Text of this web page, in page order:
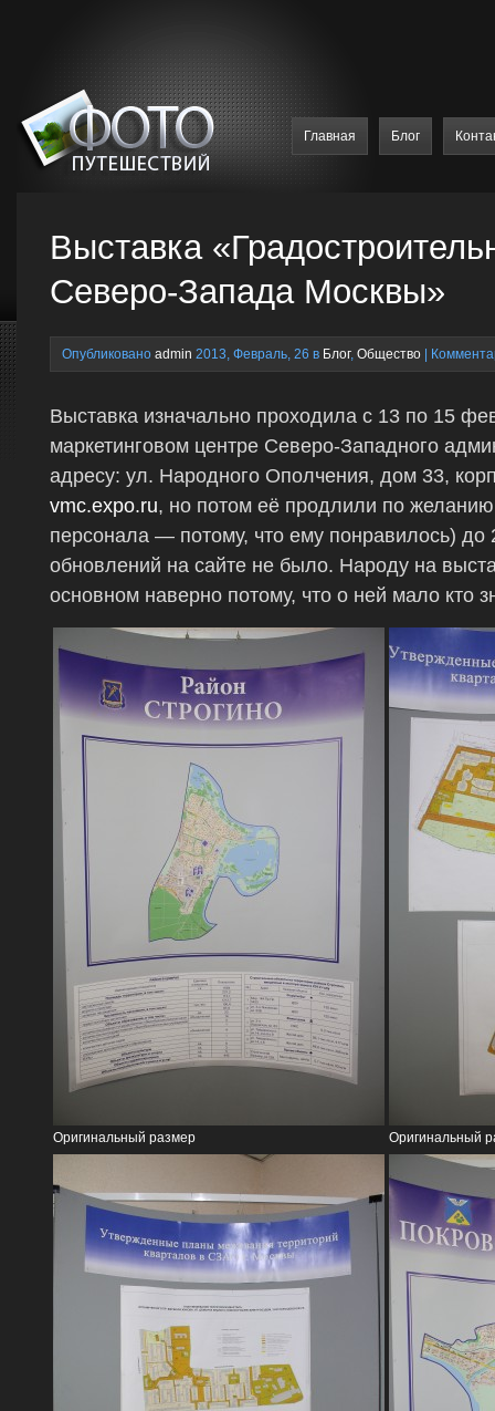
Главная Блог
Выставка
Северо-Запада Москвы»
Опубликовано admin 2013, Февраль, 26 в Блог, Общество
Выставка изначально проходила с 13 по 15
маркетинговом центре Северо-Западного
адресу: ул. Народного Ополчения, дом 33,
vmc.expo.ru, но потом её продлили по
персонала — потому, что ему понравилось) до
обновлений на сайте не было. Народу на
основном наверно потому, что о ней мало кто
Оригинальный размер Оригинальный